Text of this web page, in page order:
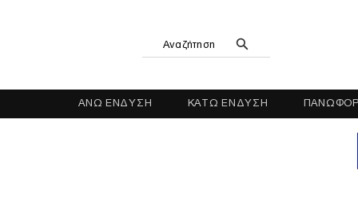
Αναζήτηση
ΑΝΩ ΕΝΔΥΣΗ ΚΑΤΩ ΕΝΔΥΣΗ